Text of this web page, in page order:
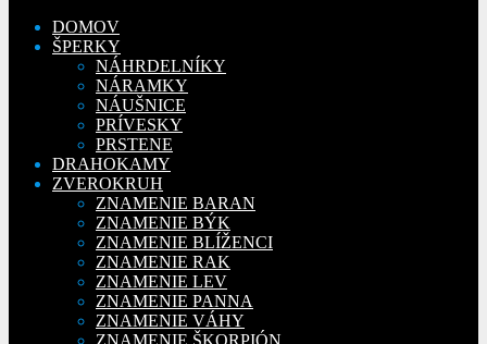
DOMOV
ŠPERKY
NÁHRDELNÍKY
NÁRAMKY
NÁUŠNICE
PRÍVESKY
PRSTENE
DRAHOKAMY
ZVEROKRUH
ZNAMENIE BARAN
ZNAMENIE BÝK
ZNAMENIE BLÍŽENCI
ZNAMENIE RAK
ZNAMENIE LEV
ZNAMENIE PANNA
ZNAMENIE VÁHY
ZNAMENIE ŠKORPIÓN